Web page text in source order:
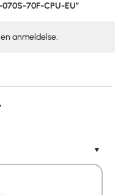
70F-CPU-EU”
anmeldelse.
▼